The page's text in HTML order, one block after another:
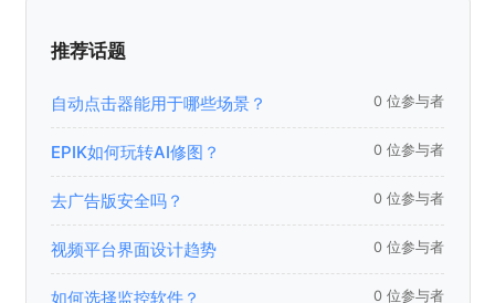
推荐话题
自动点击器能用于哪些场景？ 0 位参与者
EPIK如何玩转AI修图？ 0 位参与者
去广告版安全吗？ 0 位参与者
视频平台界面设计趋势 0 位参与者
如何选择监控软件？ 0 位参与者